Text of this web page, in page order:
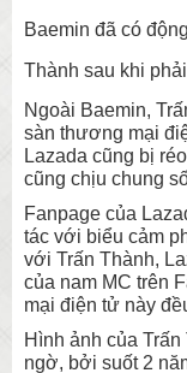
Baemin đã có
Thành sau khi
Ngoài Baemin,
sàn thương mại
Lazada cũng bị
cũng chịu chung
Fanpage của
tác với biểu cảm
với Trấn Thành,
của nam MC trên
mại điện tử này
Hình ảnh của
ngờ, bởi suốt 2